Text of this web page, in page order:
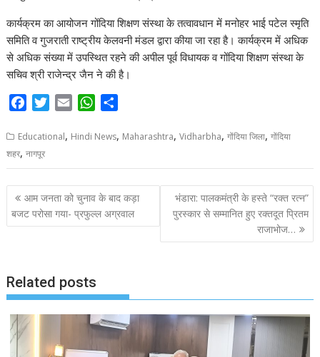
कार्यक्रम का आयोजन गोंदिया शिक्षण संस्था के तत्वावधान में मनोहर भाई पटेल स्मृति
समिति व गुजराती राष्ट्रीय केलवनी मंडल द्वारा कीया जा रहा है। कार्यक्रम में अधिक
से अधिक संख्या में उपस्थित रहने की अपील पूर्व विधायक व गोंदिया शिक्षण संस्था के
सचिव श्री राजेन्द्र जैन ने की है।
c
e
b
o
o
k
T
i
t
e
r
a
l
W
a
s
A
p
p
a
e
Educational, Hindi News, Maharashtra,Vidharbha,गोंदिया जिला,गोंदिया
शहर,नागपूर
P
o
n
a
v
i
g
आम जनता को चुनाव के बाद कड़ा
बजट परोसा गया- प्रफुल्ल अग्रवाल
भंडारा: पालकमंत्री के हस्ते “रक्त रत्न”
पुरस्कार से सम्मानित हुए रक्तदूत प्रितम
राजाभोज…
Related posts